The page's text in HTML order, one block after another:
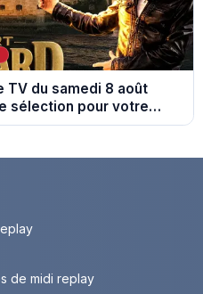
TV du samedi 8 août
sélection pour votre
de midi replay